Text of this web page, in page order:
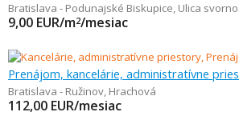
Bratislava - Podunajské Biskupice, Ulica
9,00 EUR/m2/mesiac
Prenájom, kancelárie, administratívne
Bratislava - Ružinov, Hrachová
112,00 EUR/mesiac